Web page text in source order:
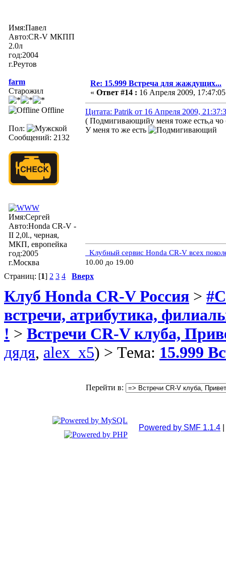
Имя:Павел
Авто:CR-V МКПП
2.0л
год:2004
г.Реутов
farm
Старожил
Offline
Пол:
Сообщений: 2132
Имя:Сергей
Авто:Honda CR-V -
II 2,0l., черная,
МКП, европейка
год:2005
г.Москва
Re: 15.999 Встреча для жаждущих...
« Ответ #14 : 16 Апреля 2009,
Цитата: Patrik от 16 Апреля 2009,
( Подмигивающийу меня тоже есть,а чо
У меня то же есть
Kлубный сервис Honda CR-V всех
10.00 до 19.00
Страниц: [1] 2 3 4 Вверх
Клуб Honda CR-V Россия >
встречи, атрибутика,
! > Встречи CR-V клуба,
дядя, alex_x5) > Тема: 15.999
Перейти в:
Powered by SMF 1.1.4